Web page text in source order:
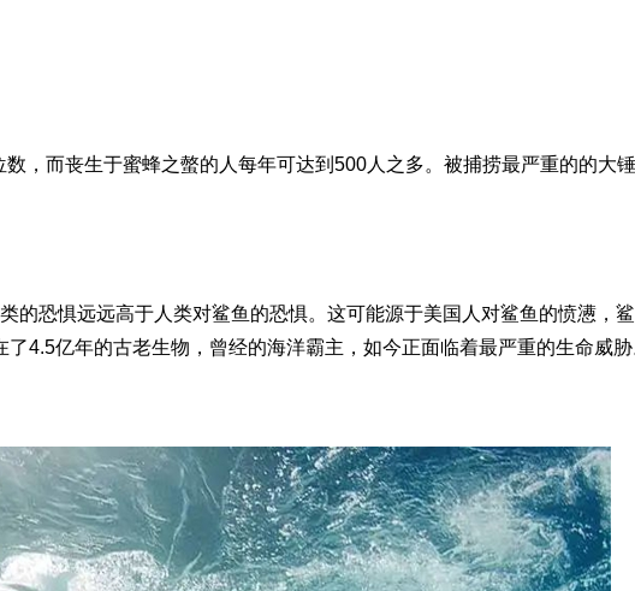
，而丧生于蜜蜂之螫的人每年可达到500人之多。被捕捞最严重的的大
的恐惧远远高于人类对鲨鱼的恐惧。这可能源于美国人对鲨鱼的愤懑，
4.5亿年的古老生物，曾经的海洋霸主，如今正面临着最严重的生命威